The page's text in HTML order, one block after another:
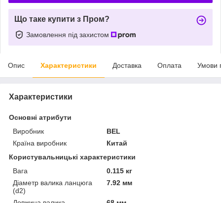
Що таке купити з Пром?
Замовлення під захистом
Опис Характеристики Доставка Оплата Умови
Характеристики
Основні атрибути
Виробник
BEL
Країна виробник
Китай
Користувальницькі характеристики
Вага
0.115 кг
Діаметр валика ланцюга
(d2)
7.92 мм